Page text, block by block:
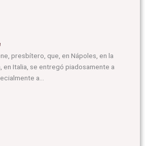
presbítero, que, en Nápoles, en la
en Italia, se entregó piadosamente a
a